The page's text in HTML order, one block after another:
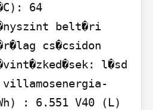
64
belt�ri
cs�csidon
l�sd
villamosenergia-
: 6.551 V40 (L)